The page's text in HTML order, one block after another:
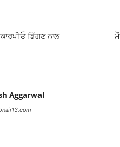
ਡਿੱਗਣ ਨਾਲ
Aggarwal